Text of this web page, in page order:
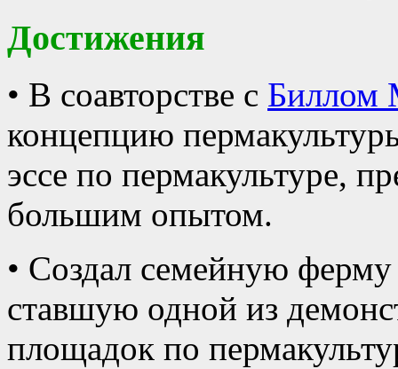
Достижения
• В соавторстве с Биллом
концепцию
эссе по пермакультуре,
большим опытом.
• Создал семейную
ставшую одной из
площадок по